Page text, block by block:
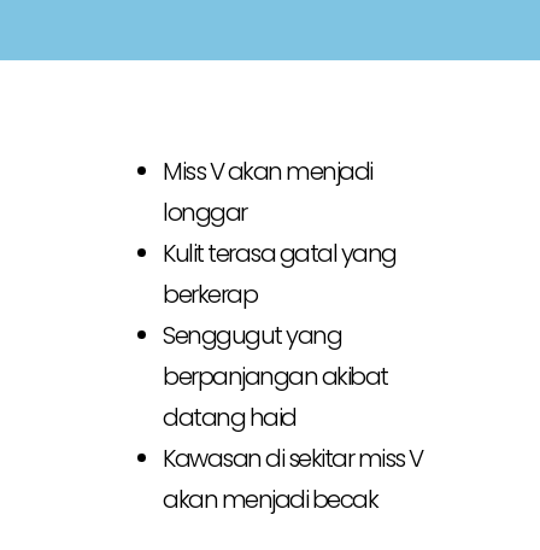
Miss V akan menjadi
longgar
Kulit terasa gatal yang
berkerap
Senggugut yang
berpanjangan akibat
datang haid
Kawasan di sekitar miss V
akan menjadi becak